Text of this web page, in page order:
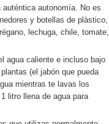
auténtica autonomía. No es
y botellas de plàstico,
lechuga, chile, tomate,
agua caliente e incluso bajo
(el jabón que pueda
mientras te lavas los
litro llena de agua para